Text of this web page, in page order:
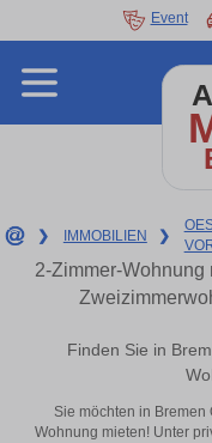
Event
❯ IMMOBILIEN ❯
2-Zimmer-Wohnung
Finden Sie in
Sie möchten in Bremen
Wohnung mieten! Unter